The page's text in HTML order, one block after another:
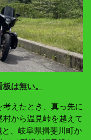
は無い。
えたとき、真っ先に
から温見峠を越えて
と、岐阜県揖斐川町か